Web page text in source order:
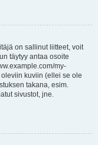
on sallinut liitteet, voit
täytyy antaa osoite
my-
kuviin (ellei se ole
takana, esim.
sivustot, jne.